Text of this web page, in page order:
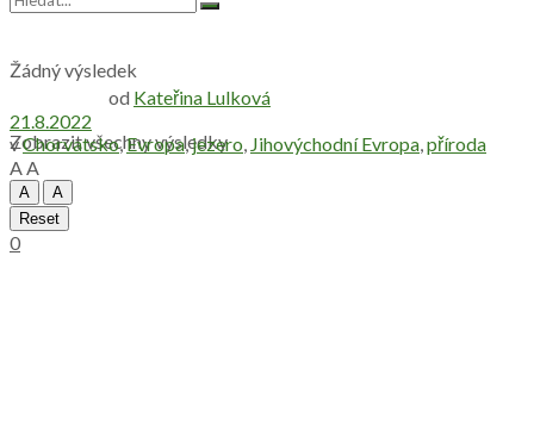
Žádný výsledek
Zobrazit všechny výsledky
od Kateřina Lulková
21.8.2022
vChorvatsko,Evropa,jezero, Jihovýchodní Evropa,příroda
AA
A
A
Reset
0